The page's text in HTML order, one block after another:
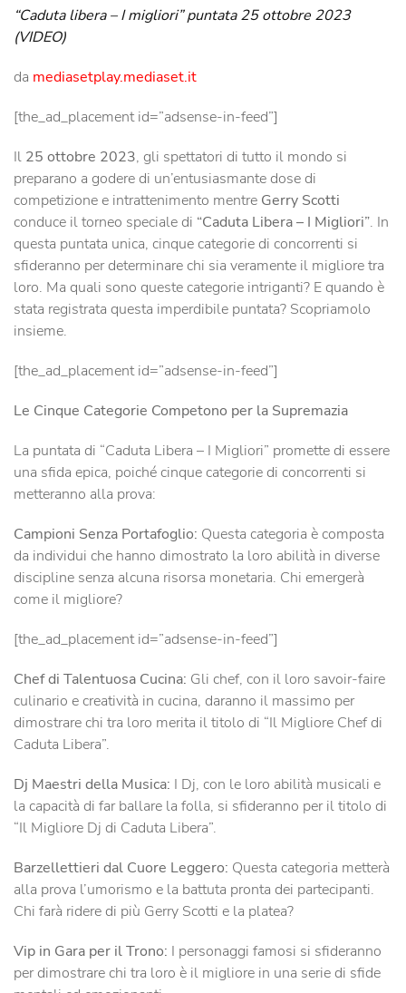
“Caduta libera – I migliori” puntata 25 ottobre 2023
(VIDEO)
da mediasetplay.mediaset.it
[the_ad_placement id=”adsense-in-feed”]
Il 25 ottobre 2023, gli spettatori di tutto il mondo si
preparano a godere di un’entusiasmante dose di
competizione e intrattenimento mentre Gerry Scotti
conduce il torneo speciale di “Caduta Libera – I Migliori”. In
questa puntata unica, cinque categorie di concorrenti si
sfideranno per determinare chi sia veramente il migliore tra
loro. Ma quali sono queste categorie intriganti? E quando è
stata registrata questa imperdibile puntata? Scopriamolo
insieme.
[the_ad_placement id=”adsense-in-feed”]
Le Cinque Categorie Competono per la Supremazia
La puntata di “Caduta Libera – I Migliori” promette di essere
una sfida epica, poiché cinque categorie di concorrenti si
metteranno alla prova:
Campioni Senza Portafoglio: Questa categoria è composta
da individui che hanno dimostrato la loro abilità in diverse
discipline senza alcuna risorsa monetaria. Chi emergerà
come il migliore?
[the_ad_placement id=”adsense-in-feed”]
Chef di Talentuosa Cucina: Gli chef, con il loro savoir-faire
culinario e creatività in cucina, daranno il massimo per
dimostrare chi tra loro merita il titolo di “Il Migliore Chef di
Caduta Libera”.
Dj Maestri della Musica: I Dj, con le loro abilità musicali e
la capacità di far ballare la folla, si sfideranno per il titolo di
“Il Migliore Dj di Caduta Libera”.
Barzellettieri dal Cuore Leggero: Questa categoria metterà
alla prova l’umorismo e la battuta pronta dei partecipanti.
Chi farà ridere di più Gerry Scotti e la platea?
Vip in Gara per il Trono: I personaggi famosi si sfideranno
per dimostrare chi tra loro è il migliore in una serie di sfide